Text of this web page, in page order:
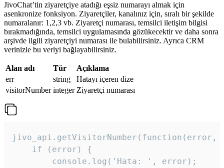
JivoChat’tin ziyaretçiye atadığı eşsiz numarayı almak için
asenkronize fonksiyon. Ziyaretçiler, kanalınız için, sıralı bir şekilde
numaralanır: 1,2,3 vb. Ziyaretçi numarası, temsilci iletişim bilgisi
bırakmadığında, temsilci uygulamasında gözükecektir ve daha sonra
arşivde ilgili ziyaretçiyi numarası ile bulabilirsiniz. Ayrıca CRM
verinizle bu veriyi bağlayabilirsiniz.
Alan adı Tür
Açıklama
err
string
Hatayı içeren dize
visitorNumber integer Ziyaretçi numarası
jivo_api.getVisitorNumber(function(error,
    if (error) {
        console.log('Hata: ', error);